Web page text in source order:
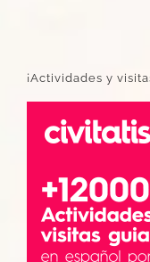
¡Actividades y